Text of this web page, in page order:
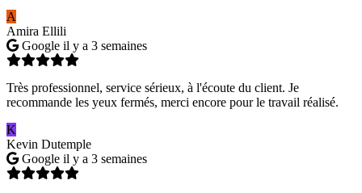
A
Amira Ellili
Google il y a 3 semaines
Très professionnel, service sérieux, à l'écoute du client. Je
recommande les yeux fermés, merci encore pour le travail réalisé.
K
Kevin Dutemple
Google il y a 3 semaines